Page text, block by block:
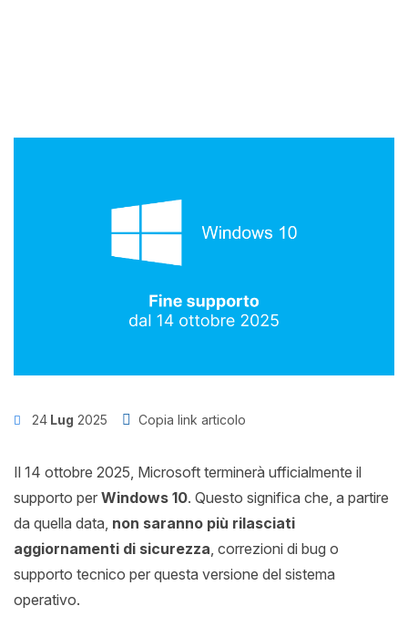
24 Lug 2025 Copia link articolo
Il 14 ottobre 2025, Microsoft terminerà ufficialmente il
supporto per Windows 10. Questo significa che, a partire
da quella data, non saranno più rilasciati
aggiornamenti di sicurezza, correzioni di bug o
supporto tecnico per questa versione del sistema
operativo.